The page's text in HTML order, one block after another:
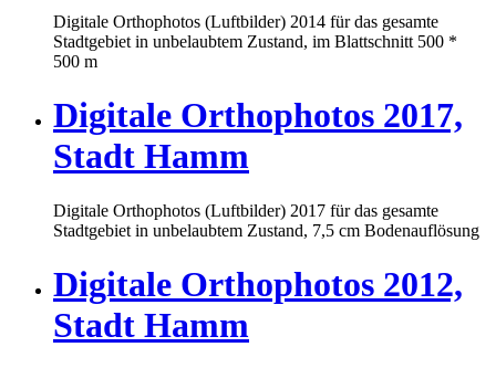
Digitale Orthophotos (Luftbilder) 2014 für das gesamte
Stadtgebiet in unbelaubtem Zustand, im Blattschnitt 500 *
500 m
Digitale Orthophotos 2017,
Stadt Hamm
Digitale Orthophotos (Luftbilder) 2017 für das gesamte
Stadtgebiet in unbelaubtem Zustand, 7,5 cm Bodenauflösung
Digitale Orthophotos 2012,
Stadt Hamm